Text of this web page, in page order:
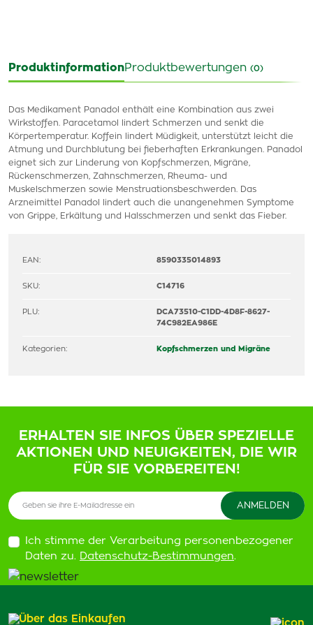
ProduktinformationProduktbewertungen (0)
Das Medikament Panadol enthält eine Kombination aus zwei
Wirkstoffen. Paracetamol lindert Schmerzen und senkt die
Körpertemperatur. Koffein lindert Müdigkeit, unterstützt leicht die
Atmung und Durchblutung bei fieberhaften Erkrankungen. Panadol
eignet sich zur Linderung von Kopfschmerzen, Migräne,
Rückenschmerzen, Zahnschmerzen, Rheuma- und
Muskelschmerzen sowie Menstruationsbeschwerden. Das
Arzneimittel Panadol lindert auch die unangenehmen Symptome
von Grippe, Erkältung und Halsschmerzen und senkt das Fieber.
EAN: 8590335014893
SKU: C14716
PLU:
DCA73510-C1DD-4D8F-8627-
74C982EA986E
Kategorien: Kopfschmerzen und Migräne
ERHALTEN SIE INFOS ÜBER SPEZIELLE
AKTIONEN UND NEUIGKEITEN, DIE WIR
FÜR SIE VORBEREITEN!
Ich stimme der Verarbeitung personenbezogener
Daten zu. Datenschutz-Bestimmungen.
Über das Einkaufen